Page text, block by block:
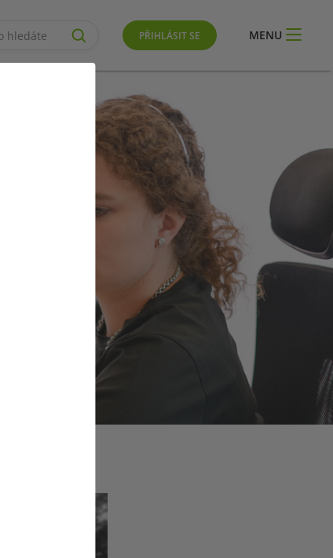
PŘIHLÁSIT SE MENU